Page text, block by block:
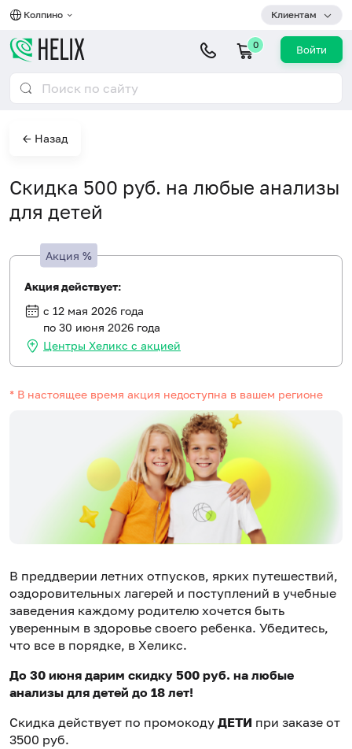
Колпино Клиентам
0 Войти
← Назад
Скидка 500 руб. на любые анализы
для детей
* В настоящее время акция недоступна в вашем регионе
В преддверии летних отпусков, ярких путешествий,
оздоровительных лагерей и поступлений в учебные
заведения каждому родителю хочется быть
уверенным в здоровье своего ребенка. Убедитесь,
что все в порядке, в Хеликс.
До 30 июня дарим скидку 500 руб. на любые
анализы для детей до 18 лет!
Скидка действует по промокоду ДЕТИ при заказе от
3500 руб.
Акция %
Акция действует:
с 12 мая 2026 года
по 30 июня 2026 года
Центры Хеликс с акцией